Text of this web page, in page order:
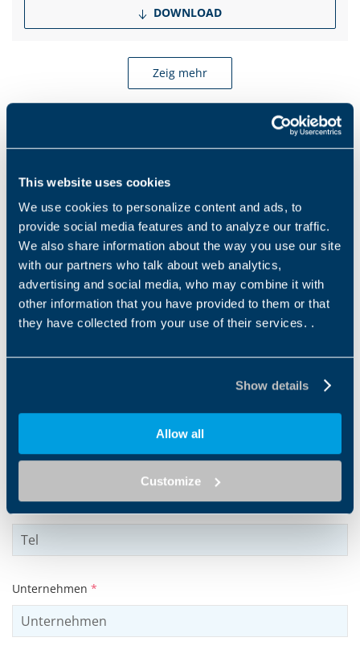
This website uses cookies
We use cookies to personalize content and ads, to
provide social media features and to analyze our traffic.
We also share information about the way you use our site
with our partners who talk about web analytics,
advertising and social media, who may combine it with
other information that you have provided to them or that
they have collected from your use of their services. .
Show details
Allow all
Customize
DOWNLOAD
Zeig mehr
Middle name
Name*
Unternehmen *